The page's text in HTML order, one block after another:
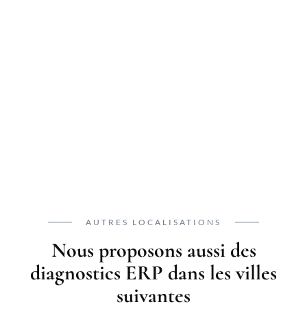
AUTRES LOCALISATIONS
Nous proposons aussi des
diagnostics ERP dans les villes
suivantes